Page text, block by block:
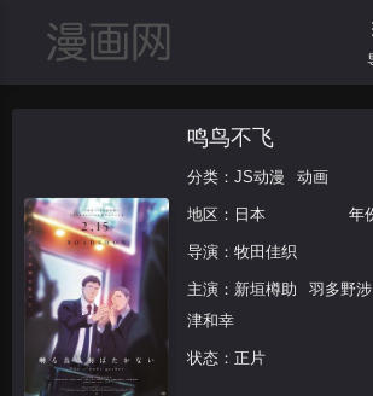
鸣鸟不飞
分类： JS动漫 动画
地区： 日本 年
导演： 牧田佳织
主演： 新垣樽助 羽多野涉
津和幸
状态：正片